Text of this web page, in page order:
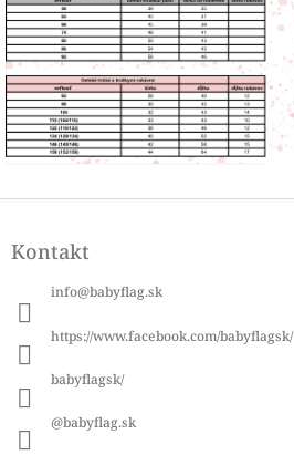
pKontakt
info@babyflag.sk
https://www.facebook.com/babyflagsk/
babyflagsk/
@babyflag.sk